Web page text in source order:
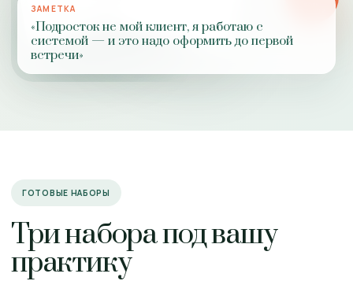
ЗАМЕТКА
«Подросток не мой клиент, я работаю с
системой — и это надо оформить до первой
встречи»
ГОТОВЫЕ НАБОРЫ
Три набора под вашу
практику